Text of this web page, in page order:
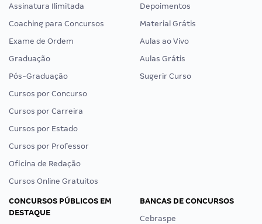
Assinatura Ilimitada
Coaching para Concursos
Exame de Ordem
Graduação
Pós-Graduação
Cursos por Concurso
Cursos por Carreira
Cursos por Estado
Cursos por Professor
Oficina de Redação
Cursos Online Gratuitos
Depoimentos
Material Grátis
Aulas ao Vivo
Aulas Grátis
Sugerir Curso
CONCURSOS PÚBLICOS EM
DESTAQUE
BANCAS DE CONCURSOS
Cebraspe